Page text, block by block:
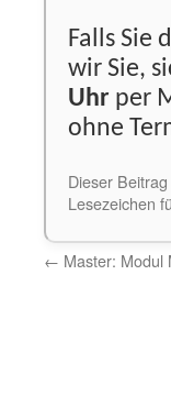
Falls Sie
wir Sie,
Uhr per
ohne
Dieser
Lesezeichen
← Master: Modul